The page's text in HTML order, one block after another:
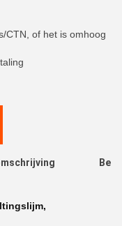
CTN, of het is omhoog
,